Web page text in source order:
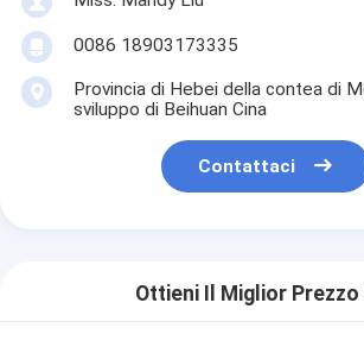
0086 18903173335
Provincia di Hebei della contea di
sviluppo di Beihuan Cina
Contattaci
Ottieni Il Miglior Prezzo